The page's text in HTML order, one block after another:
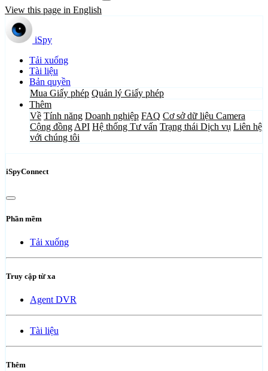
View this page in English
iSpy
Tải xuống
Tài liệu
Bản quyền
Mua Giấy phép Quản lý Giấy phép
Thêm
Về Tính năng Doanh nghiệp FAQ Cơ sở dữ liệu Camera
Cộng đồng API Hệ thống Tư vấn Trạng thái Dịch vụ Liên hệ
với chúng tôi
iSpyConnect
Phần mềm
Tải xuống
Truy cập từ xa
Agent DVR
Tài liệu
Thêm